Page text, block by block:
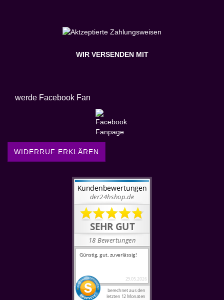
WIR VERSENDEN MIT
werde Facebook Fan
WIDERRUF ERKLÄREN